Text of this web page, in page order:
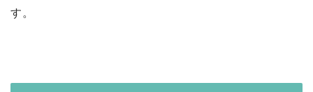
す。